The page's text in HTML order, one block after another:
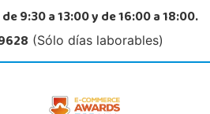
Avd. de las Cortes
681230320
Localizar Tienda
9:30 a 13:00 y de 16:00 a 18:00.
(Sólo días laborables)